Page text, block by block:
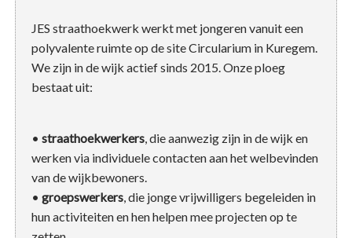
JES straathoekwerk werkt met jongeren vanuit een
polyvalente ruimte op de site Circularium in Kuregem.
We zijn in de wijk actief sinds 2015. Onze ploeg
bestaat uit:
•straathoekwerkers, die aanwezig zijn in de wijk en
werken via individuele contacten aan het welbevinden
van de wijkbewoners.
•groepswerkers, die jonge vrijwilligers begeleiden in
hun activiteiten en hen helpen mee projecten op te